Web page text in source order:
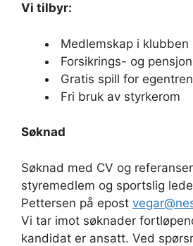
Vi tilbyr:
Medlemskap i klubben
Forsikrings- og
Gratis spill for
Fri bruk av styrkerom
Søknad
Søknad med CV og refera
styremedlem og sportslig
Pettersen på epost
Vi tar imot søknader
kandidat er ansatt. Ved